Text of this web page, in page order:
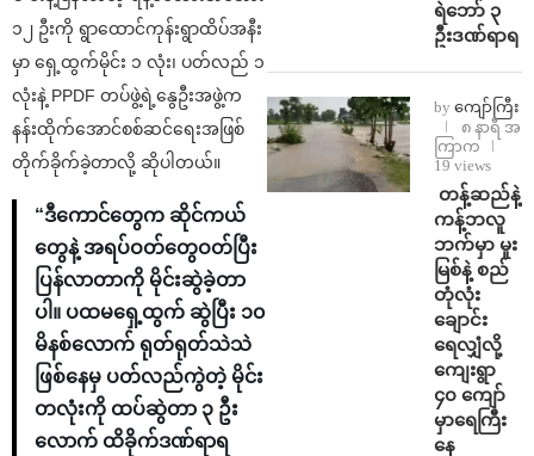
၁၂ ဦးကို ရွာထောင်ကုန်းရွာထိပ်အနီး
မှာ ရှေ့ထွက်မိုင်း ၁ လုံး၊ ပတ်လည် ၁
လုံးနဲ့ PPDF တပ်ဖွဲ့ရဲ့နွေဦးအဖွဲ့က
နန်းထိုက်အောင်စစ်ဆင်ရေးအဖြစ်
တိုက်ခိုက်ခဲ့တာလို့ ဆိုပါတယ်။
“ဒီကောင်တွေက ဆိုင်ကယ်
တွေနဲ့ အရပ်ဝတ်တွေဝတ်ပြီး
ပြန်လာတာကို မိုင်းဆွဲခဲ့တာ
ပါ။ ပထမရှေ့ထွက် ဆွဲပြီး ၁၀
မိနစ်လောက် ရုတ်ရုတ်သဲသဲ
ဖြစ်နေမှ ပတ်လည်ကွဲတဲ့ မိုင်း
တလုံးကို ထပ်ဆွဲတာ ၃ ဦး
လောက် ထိခိုက်ဒဏ်ရာရ
ရဲဘော် ၃
ဦးဒဏ်ရာရ
by ကျော်ကြီး
၈ နာရီ အ
ကြာက
19 views
⁩ ⁨တန့်ဆည်နဲ့
ကန့်ဘလူ
ဘက်မှာ မူး
မြစ်နဲ့ စည်
တုံလုံး
ချောင်း
ရေလျှံလို့
ကျေးရွာ
၄၀ ကျော်
မှာရေကြီး
နေ